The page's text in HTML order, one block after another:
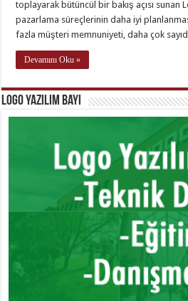
toplayarak bütüncül bir bakış açısı sunan
pazarlama süreçlerinin daha iyi
fazla müşteri memnuniyeti, daha çok
Devamını Oku »
Logo Yazılım Bayi